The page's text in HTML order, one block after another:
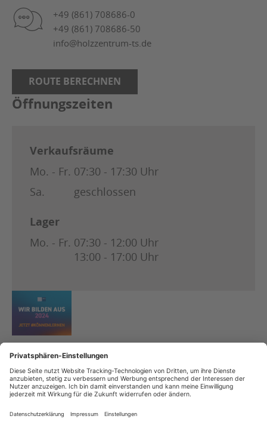
+49 (861) 708686-0
+49 (861) 708686-50
info@holzzentrum-ts.de
ROUTE BERECHNEN
Öffnungszeiten
Verkaufsräume
Mo. - Fr. 07:30 - 17:30 Uhr
Sa.
geschlossen
Lager
Mo. - Fr. 07:30 - 12:00 Uhr
13:00 - 17:00 Uhr